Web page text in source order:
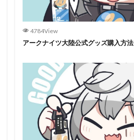
4784View
アークナイツ大陸公式グッズ購入方法